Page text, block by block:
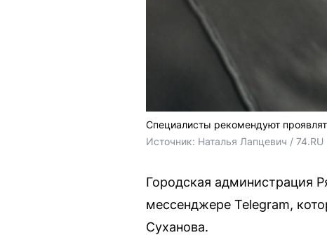
Специалисты рекомендуют
Источник: Наталья Лапцевич / 74.RU
Городская администрация
мессенджере Telegram,
Суханова.